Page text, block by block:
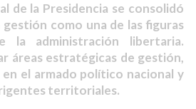
de la Presidencia se consolidó
como una de las figuras
la administración libertaria.
áreas estratégicas de gestión,
el armado político nacional y
territoriales.